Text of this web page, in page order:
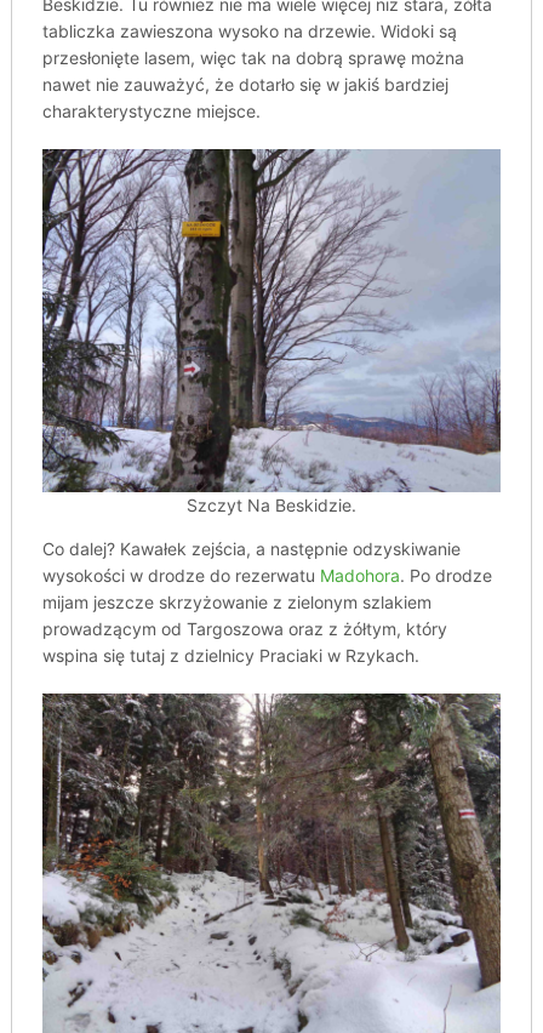
tabliczka zawieszona wysoko na drzewie. Widoki są
przesłonięte lasem, więc tak na dobrą sprawę można
nawet nie zauważyć, że dotarło się w jakiś bardziej
charakterystyczne miejsce.
Szczyt Na Beskidzie.
Co dalej? Kawałek zejścia, a następnie odzyskiwanie
wysokości w drodze do rezerwatu Madohora. Po drodze
mijam jeszcze skrzyżowanie z zielonym szlakiem
prowadzącym od Targoszowa oraz z żółtym, który
wspina się tutaj z dzielnicy Praciaki w Rzykach.